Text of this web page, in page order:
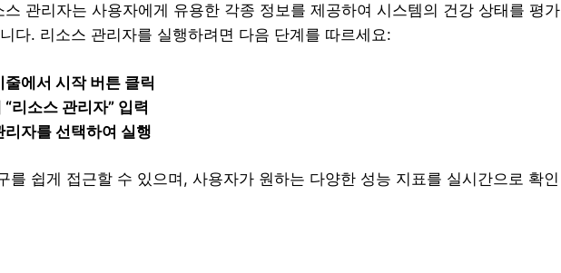
스 관리자는 사용자에게 유용한 각종 정보를 제공하여 시스템의 건강 상태를 평가
다. 리소스 관리자를 실행하려면 다음 단계를 따르세요:
줄에서 시작 버튼 클릭
리소스 관리자” 입력
리자를 선택하여 실행
를 쉽게 접근할 수 있으며, 사용자가 원하는 다양한 성능 지표를 실시간으로 확인